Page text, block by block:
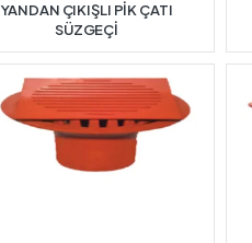
YANDAN ÇIKIŞLI PİK ÇATI
SÜZGEÇİ